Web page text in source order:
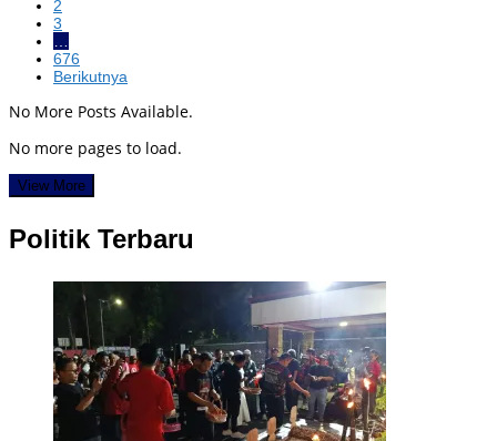
2
3
…
676
Berikutnya
No More Posts Available.
No more pages to load.
View More
Politik Terbaru